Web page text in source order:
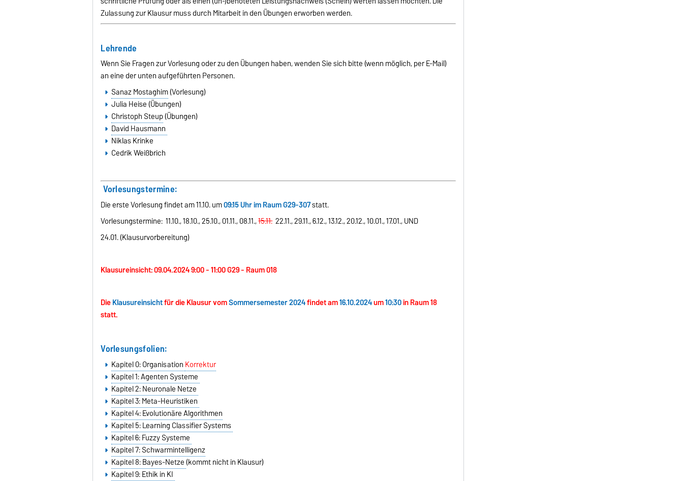
Zulassung zur Klausur muss durch Mitarbeit in den Übungen erworben werden.
Lehrende
Wenn Sie Fragen zur Vorlesung oder zu den Übungen haben, wenden Sie sich bitte (wenn möglich, per E-Mail)
an eine der unten aufgeführten Personen.
Sanaz Mostaghim(Vorlesung)
Julia Heise(Übungen)
Christoph Steup(Übungen)
David Hausmann
Niklas Krinke
Cedrik Weißbrich
Vorlesungstermine:
Die erste Vorlesung findet am 11.10. um09:15 Uhr im Raum G29-307statt.
Vorlesungstermine: 11.10., 18.10., 25.10., 01.11., 08.11.,15.11.22.11., 29.11., 6.12., 13.12., 20.12., 10.01., 17.01., UND
24.01. (Klausurvorbereitung)
Klausureinsicht: 09.04.2024 9:00 - 11:00 G29 - Raum 018
DieKlausureinsichtfür die Klausur vomSommersemester 2024findet am16.10.2024um10:30in Raum 18
statt.
Vorlesungsfolien:
Kapitel 0: Organisation Korrektur
Kapitel 1: Agenten Systeme
Kapitel 2: Neuronale Netze
Kapitel 3: Meta-Heuristiken
Kapitel 4: Evolutionäre Algorithmen
Kapitel 5: Learning Classifier Systems
Kapitel 6: Fuzzy Systeme
Kapitel 7: Schwarmintelligenz
Kapitel 8: Bayes-Netze(kommt nicht in Klausur)
Kapitel 9: Ethik in KI